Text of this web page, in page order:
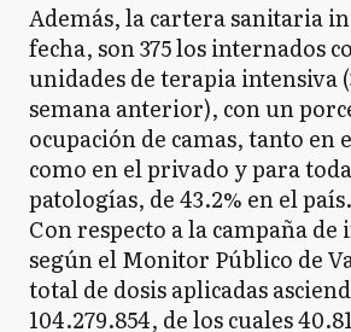
Además, la cartera sanitaria
fecha, son 375 los internados
unidades de terapia intensiva
semana anterior), con un
ocupación de camas, tanto en
como en el privado y para
patologías, de 43.2% en el país.
Con respecto a la campaña
según el Monitor Público de
total de dosis aplicadas
104.279.854, de los cuales